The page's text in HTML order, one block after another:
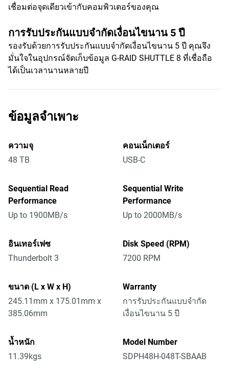
เชื่อมต่อจุดเดียวเข้ากับคอมพิวเตอร์ของคุณ
การรับประกันแบบจำกัดเงื่อนไขนาน 5 ปี
รองรับด้วยการรับประกันแบบจำกัดเงื่อนไขนาน 5 ปี คุณจึง
มั่นใจในอุปกรณ์จัดเก็บข้อมูล G-RAID SHUTTLE 8 ที่เชื่อถือ
ได้เป็นเวลานานหลายปี
ข้อมูลจำเพาะ
ความจุ
48 TB
คอนเน็กเตอร์
USB-C
Sequential Read
Performance
Up to 1900MB/s
Sequential Write
Performance
Up to 2000MB/s
อินเทอร์เฟซ
Thunderbolt 3
Disk Speed (RPM)
7200 RPM
ขนาด (L x W x H)
245.11mm x 175.01mm x
385.06mm
Warranty
การรับประกันแบบจำกัด
เงื่อนไขนาน 5 ปี
น้ำหนัก
11.39kgs
Model Number
SDPH48H-048T-SBAAB